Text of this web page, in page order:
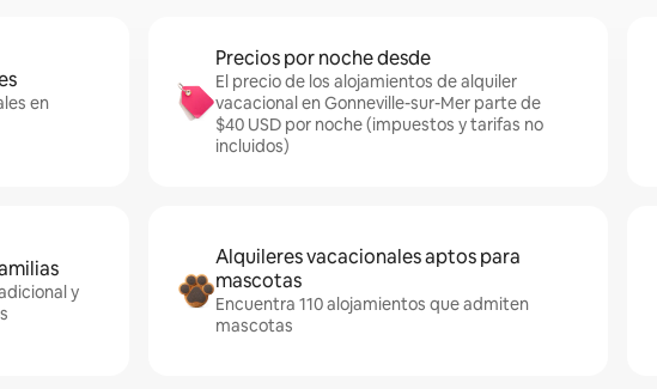
en
Precios por noche desde
El precio de los alojamientos de alquiler
vacacional en Gonneville-sur-Mer parte de
$40 USD por noche (impuestos y tarifas no
incluidos)
y
Alquileres vacacionales aptos para
mascotas
Encuentra 110 alojamientos que admiten
mascotas